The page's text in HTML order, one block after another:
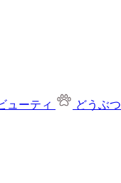
ューティ どうぶつ